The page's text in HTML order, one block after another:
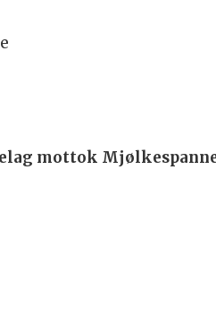
mottok